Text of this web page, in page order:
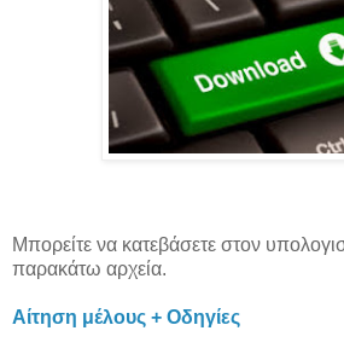
Μπορείτε να κατεβάσετε στον
παρακάτω αρχεία.
Αίτηση μέλους + Οδηγίες